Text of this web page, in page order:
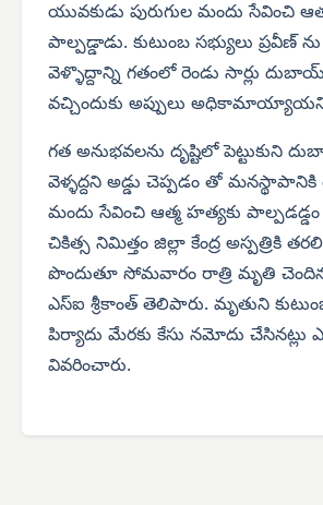
యువకుడు పురుగుల మందు సేవించి
పాల్పడ్డాడు. కుటుంబ సభ్యులు ప్రవీణ్
వెళ్ళొద్దాన్ని గతంలో రెండు సార్లు
వచ్చిందుకు అప్పులు
గత అనుభవలను దృష్టిలో పెట్టుకుని
వెళ్ళద్దని అడ్డు చెప్పడం తో మనస్థాపానికి
మందు సేవించి ఆత్మ హత్యకు
చికిత్స నిమిత్తం జిల్లా కేంద్ర అస్పత్రికి
పొందుతూ సోమవారం రాత్రి మృతి
ఎస్‌ఐ శ్రీకాంత్ తెలిపారు. మృతుని
పిర్యాదు మేరకు కేసు నమోదు చేసినట్లు
వివరించారు.